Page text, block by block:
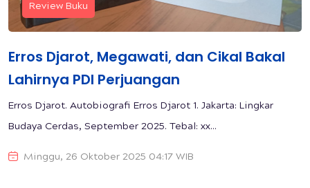
Review Buku
Erros Djarot, Megawati, dan Cikal Bakal
Lahirnya PDI Perjuangan
Erros Djarot. Autobiografi Erros Djarot 1. Jakarta: Lingkar
Budaya Cerdas, September 2025. Tebal: xx...
Minggu, 26 Oktober 2025 04:17 WIB